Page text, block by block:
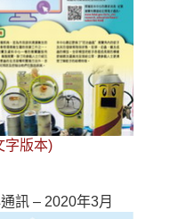
字版本)
訊 – 2020年3月